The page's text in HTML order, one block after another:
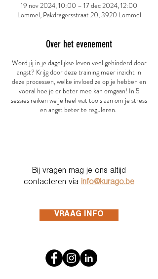
19 nov 2024, 10:00 – 17 dec 2024, 12:00
Lommel, Pakdragersstraat 20, 3920 Lommel
Over het evenement
Word jij in je dagelijkse leven veel gehinderd door
angst? Krijg door deze training meer inzicht in
deze processen, welke invloed ze op je hebben en
vooral hoe je er beter mee kan omgaan! In 5
sessies reiken we je heel wat tools aan om je stress
en angst beter te reguleren.
Bij vragen mag je ons altijd
contacteren via info@kurago.be
VRAAG INFO